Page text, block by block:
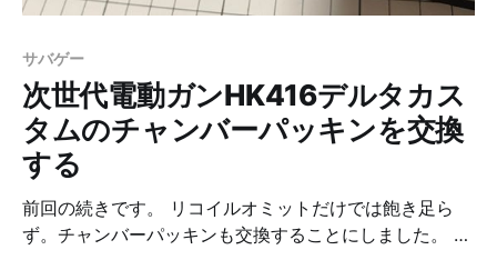
帽子によくある【フリーサイズ】 それは、頭の大きい私
なサイズ展開。 共感しかない。 今回買ったもの 購入し
たのはこれです。 https://unnamedheadwear.
サバゲー
次世代電動ガンHK416デルタカス
タムのチャンバーパッキンを交換
する
前回の続きです。 リコイルオミットだけでは飽き足ら
ず。チャンバーパッキンも交換することにしました。 先